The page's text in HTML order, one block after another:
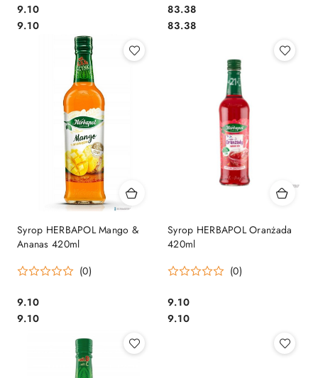
Cena:
9.10
Cena:
9.10
Cena:
83.38
Cena:
83.38
Syrop HERBAPOL Mango &
Ananas 420ml
(0)
Cena:
9.10
Cena:
9.10
Syrop HERBAPOL Oranżada
420ml
(0)
Cena:
9.10
Cena:
9.10